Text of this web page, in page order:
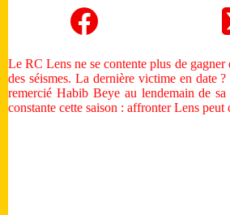
Le RC Lens ne se contente plus de gagner
des séismes. La dernière victime en date
remercié Habib Beye au lendemain de
constante cette saison : affronter Lens peut